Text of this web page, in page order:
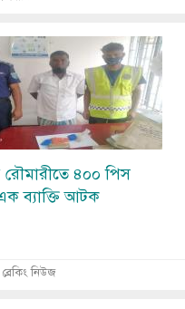
রৌমারীতে ৪০০ পিস
ব্যাক্তি আটক
নিউজ